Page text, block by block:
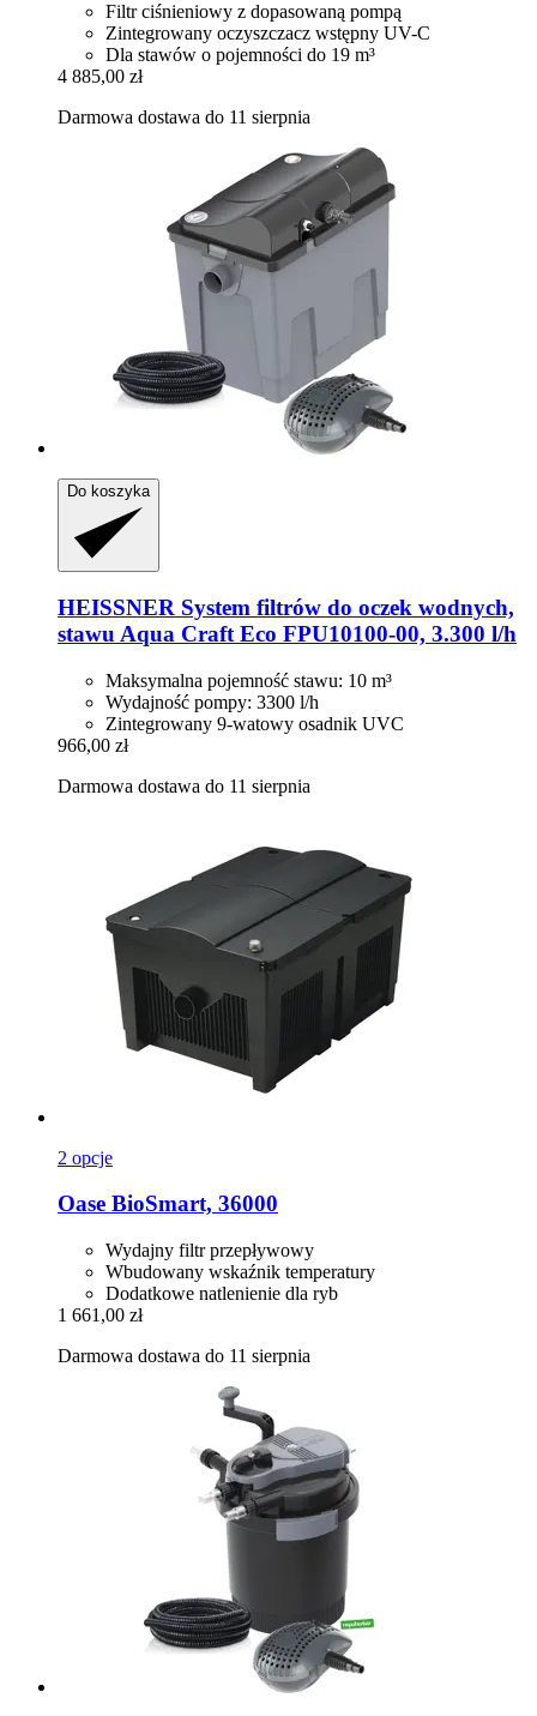
Filtr ciśnieniowy z dopasowaną pompą
Zintegrowany oczyszczacz wstępny UV-C
Dla stawów o pojemności do 19 m³
4 885,00 zł
Darmowa dostawa do 11 sierpnia
Do koszyka
HEISSNER System filtrów do oczek wodnych,
stawu Aqua Craft Eco FPU10100-​00, 3.300 l/h
Maksymalna pojemność stawu: 10 m³
Wydajność pompy: 3300 l/h
Zintegrowany 9-watowy osadnik UVC
966,00 zł
Darmowa dostawa do 11 sierpnia
2 opcje
Oase BioSmart, 36000
Wydajny filtr przepływowy
Wbudowany wskaźnik temperatury
Dodatkowe natlenienie dla ryb
1 661,00 zł
Darmowa dostawa do 11 sierpnia